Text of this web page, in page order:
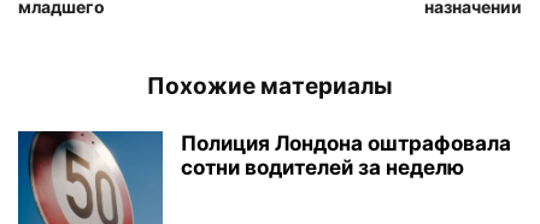
младшего
назначении
Похожие материалы
Полиция Лондона оштрафовала
сотни водителей за неделю